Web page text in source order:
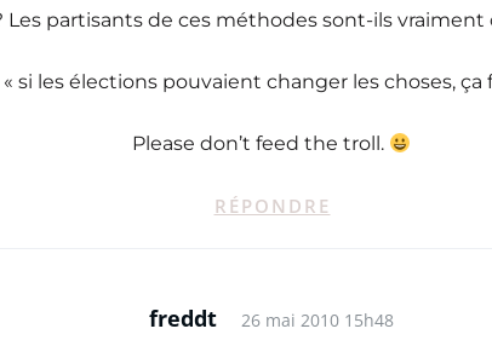
Les partisants de ces méthodes sont-ils
si les élections pouvaient changer les choses,
Please don’t feed the troll.
RÉPONDRE
freddt
26 mai 2010 15h48